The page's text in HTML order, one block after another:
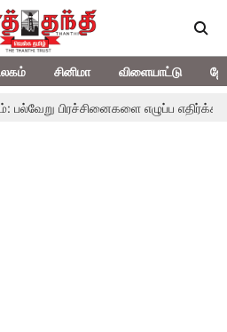
சினிமா விளையாட்டு
எழுப்ப எதிர்க்கட்சிகள்